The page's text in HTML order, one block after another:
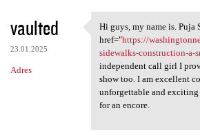
vaulted
23.01.2025
Adres
Hi guys, my name is.
Hi guys, my name is. Puja
href="https://
sidewalks-construction-a-
independent call girl I
show too. I am excellent
unforgettable and
for an encore.